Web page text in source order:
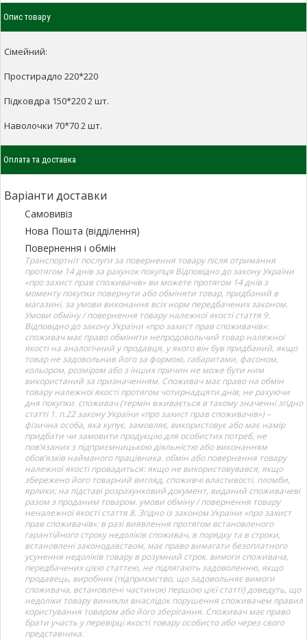
Опис товару
Сімейний:
Простирадло 220*220
Підковдра 150*220 2 шт.
Наволочки 70*70 2 шт.
Оплата та доставка
Варіанти доставки
Самовивіз
Нова Пошта (відділення)
Повернення і обмін
Транспортніт послуги за повернення товару після отримання
протягом 14 днів за рахунок покупця Відповідно до закону України
«про захист прав споживачів» ви можете протягом 14 днів з
моменту покупки повернути або обміняти товар, придбаний в
магазині, за умови виконання всіх норм передбачених законом.
Умови обміну / повернення товару належної якості стаття 9.
Відповідно до закону України «про захист прав споживачів»:
споживач має право обміняти непродовольчий товар належної
якості на аналогічний у продавця, у якого він був придбаний, якщо
товар не задовольнив його за формою, габаритами, фасоном,
кольором, розміром або з інших причин не може бути ним
використаний за призначенням. Споживач має право на обмін
товару належної якості протягом чотирнадцяти днів, не рахуючи
дня покупки. споживач (термін вживається в такому значенні згідно
статті 1. п.22 закону України «про захист прав споживачів») –
фізична особа, яка купує, замовляє, використовує або має намір
придбати чи замовити продукцію для особистих потреб, не
пов’язаних з підприємницькою діяльністю або виконанням
обов’язків найманого працівника. обмін або повернення товару
належної якості провадиться: якщо не використовувався; якщо
збережено його товарний вигляд, споживчі властивості, пломби,
ярлики; на підставі розрахунковий документ, виданий споживачеві
разом з проданим товаром. умови обміну / повернення товару
неналежної якості стаття 8. Згідно із законом України «про захист
прав споживачів»: в разі виявлення протягом встановленого
гарантійного строку недоліків споживач, в порядку та в строки,
встановлені законодавством, має право вимагати безоплатного
усунення недоліків товару в розумний строк. вимоги споживача,
передбачених цією статтею, не підлягають задоволенню, якщо
продавець, виробник (підприємство, що задовольняє вимоги
споживача, встановлені частиною першою цієї статті) доведуть, що
недоліки товару виникли внаслідок порушення споживачем правил
користування товаром або його зберігання. Споживач має право
брати участь у перевірці якості товару особисто або через свого
представника.